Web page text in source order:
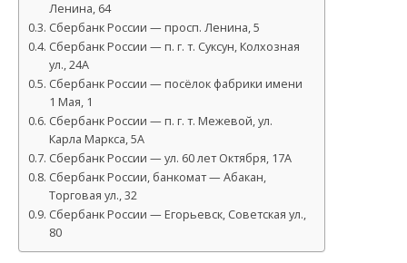
Ленина, 64
Сбербанк России — просп. Ленина, 5
Сбербанк России — п. г. т. Суксун, Колхозная
ул., 24А
Сбербанк России — посёлок фабрики имени
1 Мая, 1
Сбербанк России — п. г. т. Межевой, ул.
Карла Маркса, 5А
Сбербанк России — ул. 60 лет Октября, 17А
Сбербанк России, банкомат — Абакан,
Торговая ул., 32
Сбербанк России — Егорьевск, Советская ул.,
80